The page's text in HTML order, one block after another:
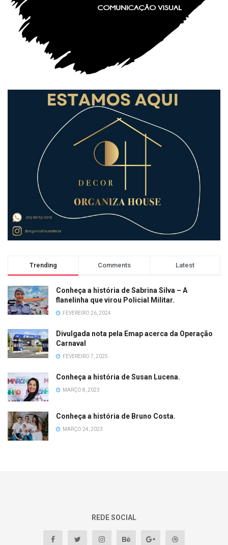
Trending Comments Latest
Conheça a história de Sabrina Silva – A
flanelinha que virou Policial Militar.
FEVEREIRO 26, 2024
Divulgada nota pela Emap acerca da Operação
Carnaval
FEVEREIRO 7, 2025
Conheça a história de Susan Lucena.
MARÇO 8, 2023
Conheça a história de Bruno Costa.
MARÇO 24, 2023
REDE SOCIAL